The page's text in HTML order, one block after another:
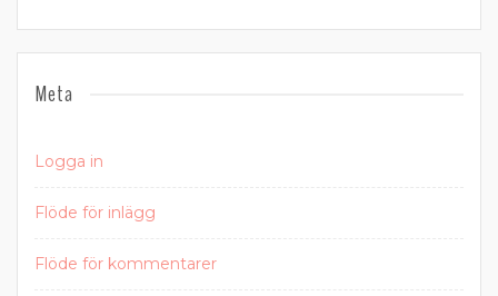
Meta
Logga in
Flöde för inlägg
Flöde för kommentarer